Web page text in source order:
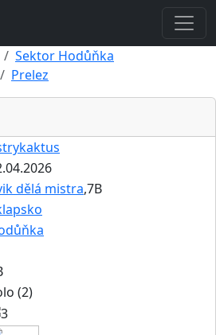
Sektor Hodůňka
Prelez
dělá mistra,7B
(2)